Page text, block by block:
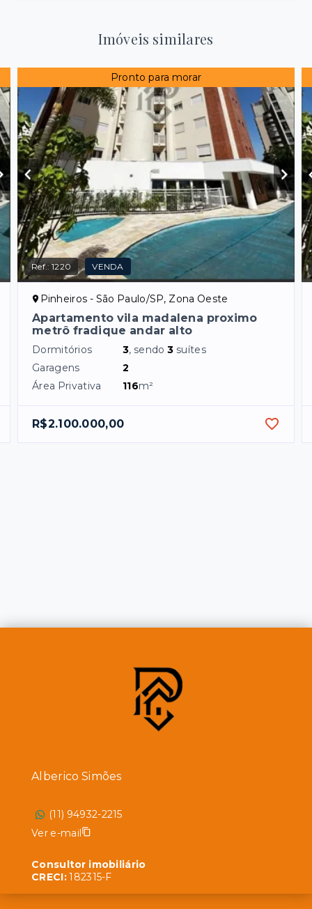
Imóveis similares
Pronto para morar
Ref.:1220 VENDA
Pinheiros - São Paulo/SP, Zona Oeste
Apartamento vila madalena proximo
metrô fradique andar alto
Dormitórios 3, sendo3 suítes
Garagens
2
Área Privativa
116m²
R$2.100.000,00
Alberico Simões
(11) 94932-2215
Ver e-mail
Consultor imobiliário
CRECI:182315-F